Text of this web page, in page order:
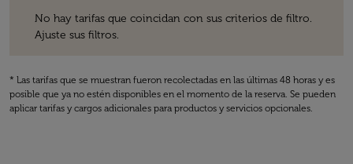
No hay tarifas que coincidan con sus criterios de filtro.
Ajuste sus filtros.
* Las tarifas que se muestran fueron recolectadas en las últimas 48 horas y es
posible que ya no estén disponibles en el momento de la reserva. Se pueden
aplicar tarifas y cargos adicionales para productos y servicios opcionales.